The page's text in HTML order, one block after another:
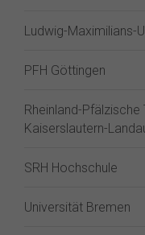
Ludwig-Maximilians-
PFH Göttingen
Rheinland-
Kaiserslautern-
SRH Hochschule
Universität Bremen